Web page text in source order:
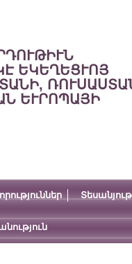
ԵԿԵՂԵՑՒՈՅ
ԵՒՐՈՊԱՅԻ